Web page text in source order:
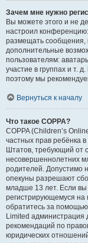
Зачем мне нужно
Вы можете этого и не
настроил
размещать сообщения,
дополнительные
пользователям:
участие в группах и т.
поэтому мы
Вернуться к началу
Что такое COPPA?
COPPA (Children’s
частных прав ребёнка
Штатов, требующий от
несовершеннолетних
родителей. Допустимо
опекуны разрешают
младше 13 лет. Если вы
регистрирующемуся
обратитесь за
Limited
рекомендаций по
юридических